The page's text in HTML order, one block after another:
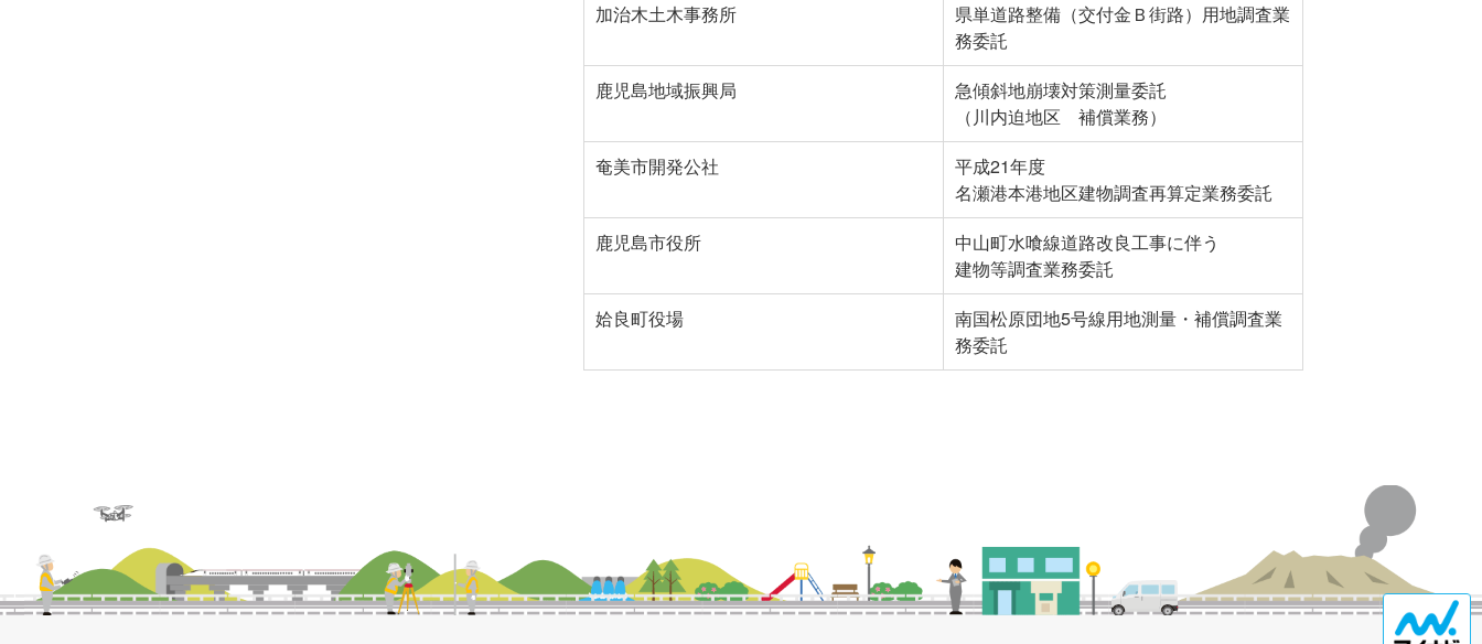
加治木土木事務所
県単道路整備（交付金Ｂ街路）用地調査業
務委託
鹿児島地域振興局
急傾斜地崩壊対策測量委託
（川内迫地区 補償業務）
奄美市開発公社
平成21年度
名瀬港本港地区建物調査再算定業務委託
鹿児島市役所
中山町水喰線道路改良工事に伴う
建物等調査業務委託
姶良町役場
南国松原団地5号線用地測量・補償調査業
務委託